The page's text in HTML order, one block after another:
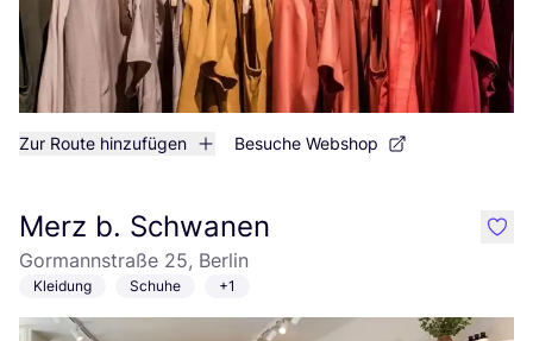
Zur Route hinzufügen Besuche Webshop
Merz b. Schwanen
Gormannstraße 25, Berlin
Kleidung Schuhe +1
like